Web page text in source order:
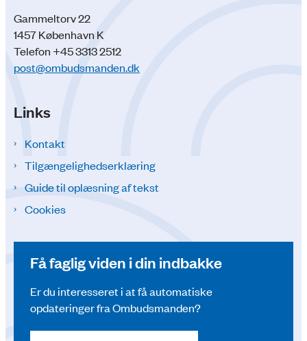
Gammeltorv 22
1457 København K
Telefon +45 3313 2512
post@ombudsmanden.dk
Links
Kontakt
Tilgængelighedserklæring
Guide til oplæsning af tekst
Cookies
Få faglig viden i din indbakke
Er du interesseret i at få automatiske
opdateringer fra Ombudsmanden?